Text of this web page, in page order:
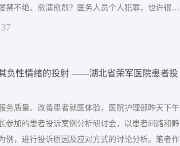
禁不绝、愈演愈烈？医务人员个人犯罪，也许很难
多科室医务人员集体犯罪，不能不从管理上深究其
负性情绪的投射 ——湖北省荣军医院患者投
务质量、改善患者就医体验，医院护理部昨天下午
参加的患者投诉案例分析研讨会，以患者问路和静
例，进行投诉原因及应对方式的讨论分析。笔者作